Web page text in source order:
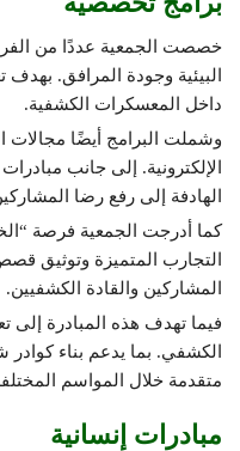
خصصت الجمعية عددًا من
البيئية وجودة المرافق. بهدف
داخل المعسكرات الكشفية.
وشملت البرامج أيضًا مجالات
الإلكترونية. إلى جانب
الهادفة إلى رفع رضا
كما أدرجت الجمعية فرصة
التجارب المتميزة وتوثيق
المشاركين والقادة الكشفيين.
فيما تهدف هذه المبادرة إلى
الكشفي. بما يدعم بناء كوادر
متقدمة خلال المواسم
مبادرات إنسانية